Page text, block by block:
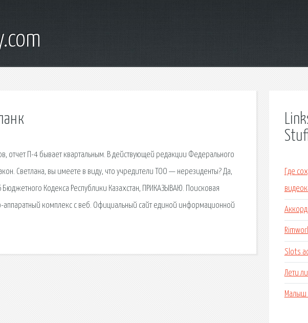
отчет П-4 бывает квартальным. В действующей редакции Федерального
Светлана, вы имеете в виду, что учредители ТОО — нерезиденты? Да,
Бюджетного Кодекса Республики Казахстан, ПРИКАЗЫВАЮ. Поисковая
комплекс с веб. Официальный сайт единой информационной
Где
Аккорд
Slots
Лети
Малыш